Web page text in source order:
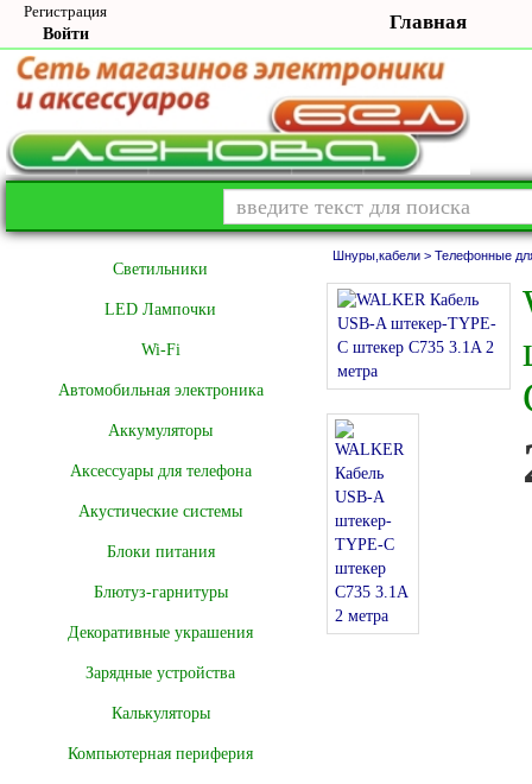
Регистрация
Войти
Главная
Cветильники
LED Лампочки
Wi-Fi
Автомобильная электроника
Аккумуляторы
Аксессуары для телефона
Акустические системы
Блоки питания
Блютуз-гарнитуры
Декоративные украшения
Зарядные устройства
Калькуляторы
Компьютерная периферия
Шнуры,кабели > Телефонные